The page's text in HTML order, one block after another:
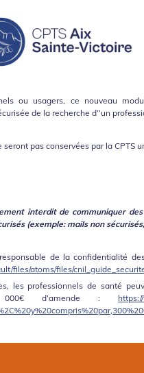
ou usagers, ce nouveau
de la recherche d’’un
pas conservées par la CPTS
interdit de communiquer
(exemple: mails non
de la confidentialité
files/atoms/files/
les professionnels de santé
000€ d’amende :